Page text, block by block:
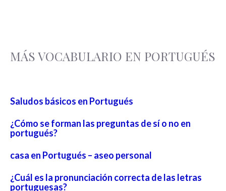
MÁS VOCABULARIO EN PORTUGUÉS
Saludos básicos en Portugués
¿Cómo se forman las preguntas de sí o no en
portugués?
casa en Portugués – aseo personal
¿Cuál es la pronunciación correcta de las letras
portuguesas?